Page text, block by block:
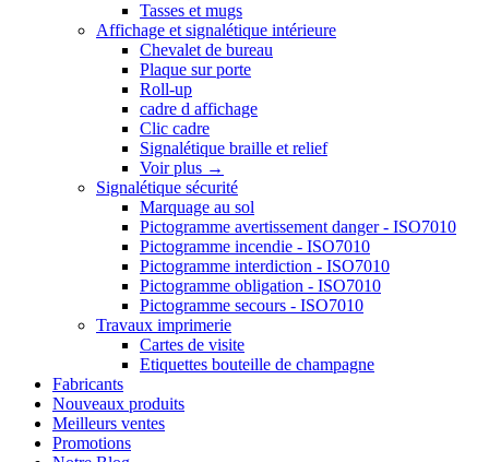
Tasses et mugs
Affichage et signalétique intérieure
Chevalet de bureau
Plaque sur porte
Roll-up
cadre d affichage
Clic cadre
Signalétique braille et relief
Voir plus →
Signalétique sécurité
Marquage au sol
Pictogramme avertissement danger - ISO7010
Pictogramme incendie - ISO7010
Pictogramme interdiction - ISO7010
Pictogramme obligation - ISO7010
Pictogramme secours - ISO7010
Travaux imprimerie
Cartes de visite
Etiquettes bouteille de champagne
Fabricants
Nouveaux produits
Meilleurs ventes
Promotions